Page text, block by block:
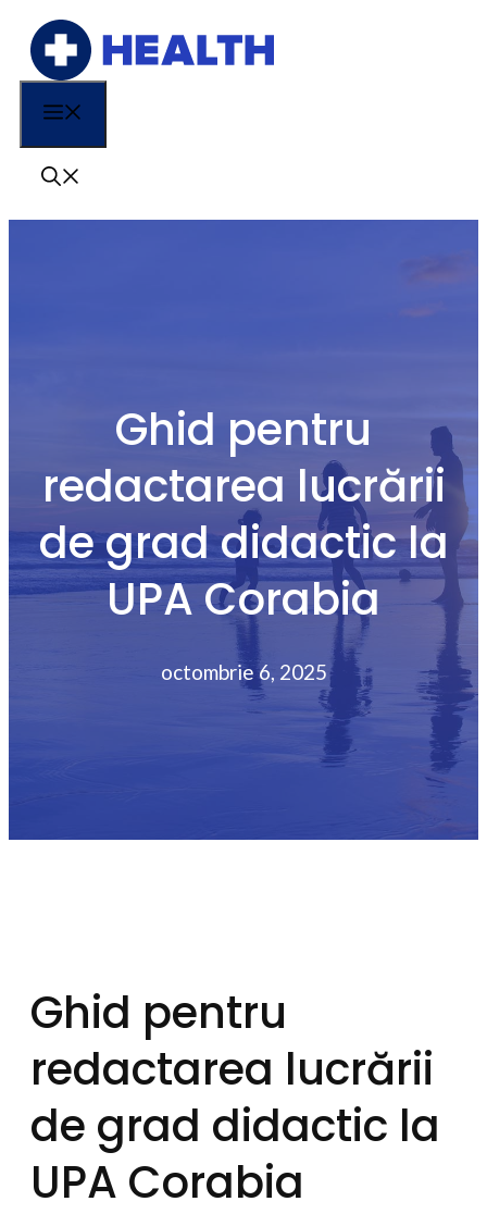
Sari
conținut
Ghid pentru
redactarea lucrării
de grad didactic la
UPA Corabia
octombrie 6, 2025
Ghid pentru
redactarea lucrării
de grad didactic la
UPA Corabia